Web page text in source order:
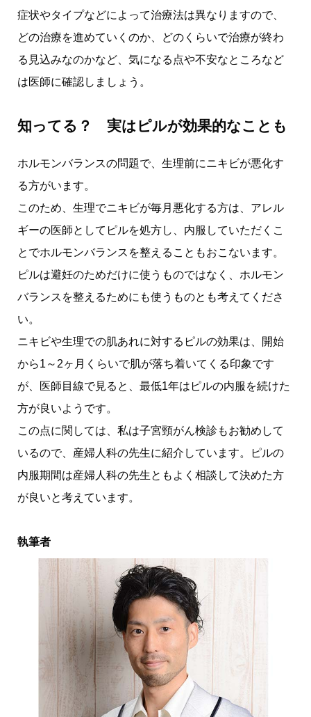
症状やタイプなどによって治療法は異なりますので、
どの治療を進めていくのか、どのくらいで治療が終わ
る見込みなのかなど、気になる点や不安なところなど
は医師に確認しましょう。
知ってる？ 実はピルが効果的なことも
ホルモンバランスの問題で、生理前にニキビが悪化す
る方がいます。
このため、生理でニキビが毎月悪化する方は、アレル
ギーの医師としてピルを処方し、内服していただくこ
とでホルモンバランスを整えることもおこないます。
ピルは避妊のためだけに使うものではなく、ホルモン
バランスを整えるためにも使うものとも考えてくださ
い。
ニキビや生理での肌あれに対するピルの効果は、開始
から1～2ヶ月くらいで肌が落ち着いてくる印象です
が、医師目線で見ると、最低1年はピルの内服を続けた
方が良いようです。
この点に関しては、私は子宮頸がん検診もお勧めして
いるので、産婦人科の先生に紹介しています。ピルの
内服期間は産婦人科の先生ともよく相談して決めた方
が良いと考えています。
執筆者